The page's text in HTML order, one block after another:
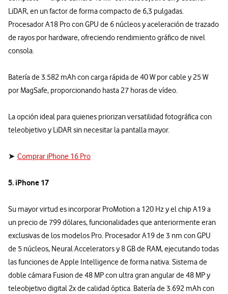
LiDAR, en un factor de forma compacto de 6,3 pulgadas.
Procesador A18 Pro con GPU de 6 núcleos y aceleración de trazado
de rayos por hardware, ofreciendo rendimiento gráfico de nivel
consola.
Batería de 3.582 mAh con carga rápida de 40 W por cable y 25 W
por MagSafe, proporcionando hasta 27 horas de vídeo.
La opción ideal para quienes priorizan versatilidad fotográfica con
teleobjetivo y LiDAR sin necesitar la pantalla mayor.
➤ Comprar iPhone 16 Pro
5. iPhone 17
Su mayor virtud es incorporar ProMotion a 120 Hz y el chip A19 a
un precio de 799 dólares, funcionalidades que anteriormente eran
exclusivas de los modelos Pro. Procesador A19 de 3 nm con GPU
de 5 núcleos, Neural Accelerators y 8 GB de RAM, ejecutando todas
las funciones de Apple Intelligence de forma nativa. Sistema de
doble cámara Fusion de 48 MP con ultra gran angular de 48 MP y
teleobjetivo digital 2x de calidad óptica. Batería de 3.692 mAh con